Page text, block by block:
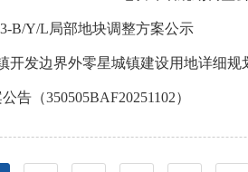
B/Y/L局部地块调整方案公示
开发边界外零星城镇建设用地详细
（350505BAF20251102）